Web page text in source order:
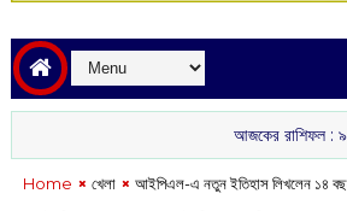
আজকের রাশিফল :‌ ‌‌৯ আগস্ট,
Home খেলা আইপিএল-এ নতুন ইতিহাস লিখলেন ১৪